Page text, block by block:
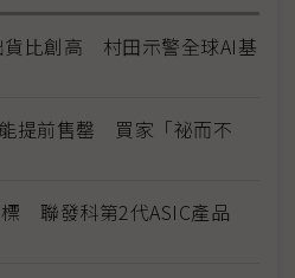
貨比創高 村田示警全球AI基
提前售罄 買家「祕而不
聯發科第2代ASIC產品